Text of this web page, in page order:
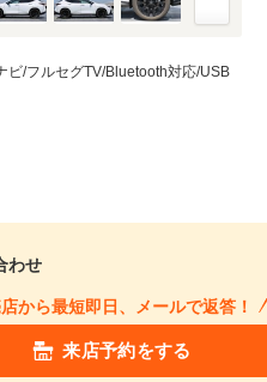
ビ/フルセグTV/Bluetooth対応/USB
わせ
から最短即日、メールで返答！
来店予約をする